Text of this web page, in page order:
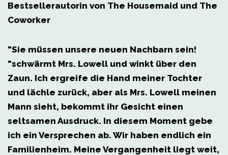
Bestsellerautorin von The Housemaid und The
Coworker
"Sie müssen unsere neuen Nachbarn sein!
"schwärmt Mrs. Lowell und winkt über den
Zaun. Ich ergreife die Hand meiner Tochter
und lächle zurück, aber als Mrs. Lowell meinen
Mann sieht, bekommt ihr Gesicht einen
seltsamen Ausdruck. In diesem Moment gebe
ich ein Versprechen ab. Wir haben endlich ein
Familienheim. Meine Vergangenheit liegt weit,